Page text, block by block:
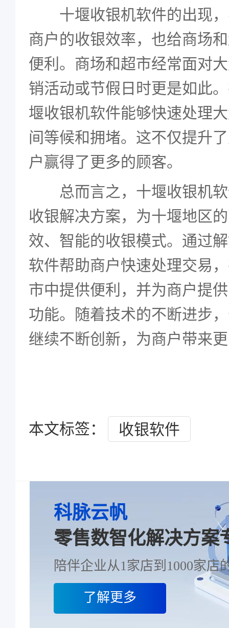
十堰收银机软件的出现，
商户的收银效率，也给商场
便利。商场和超市经常面对
销活动或节假日时更是如此
堰收银机软件能够快速处理
间等候和拥堵。这不仅提升
户赢得了更多的顾客。
总而言之，十堰收银机软
收银解决方案，为十堰地区
效、智能的收银模式。通过
软件帮助商户快速处理交易
市中提供便利，并为商户提
功能。随着技术的不断进步
继续不断创新，为商户带来
本文标签： 收银软件
科脉云帆
零售数智化解决方案
陪伴企业从1家店到1000家店
了解更多